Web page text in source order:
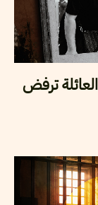
ترفض